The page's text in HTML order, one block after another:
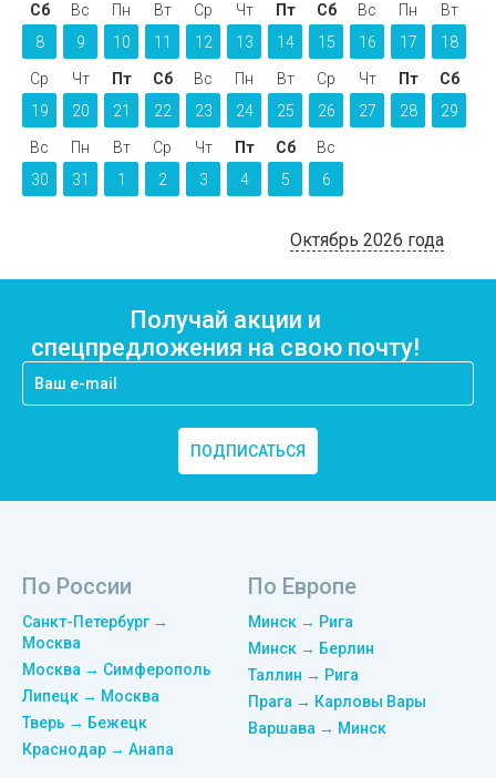
Сб
8
Вс
9
Пн
10
Вт
11
Ср
12
Чт
13
Пт
14
Сб
15
Вс
16
Пн
17
Вт
18
Ср
19
Чт
20
Пт
21
Сб
22
Вс
23
Пн
24
Вт
25
Ср
26
Чт
27
Пт
28
Сб
29
Вс
30
Пн
31
Вт
1
Ср
2
Чт
3
Пт
4
Сб
5
Вс
6
Октябрь 2026 года
Получай акции и
спецпредложения на свою почту!
ПОДПИСАТЬСЯ
По России
Санкт-Петербург →
Москва
Москва → Симферополь
Липецк → Москва
Тверь → Бежецк
Краснодар → Анапа
По Европе
Минск → Рига
Минск → Берлин
Таллин → Рига
Прага → Карловы Вары
Варшава → Минск